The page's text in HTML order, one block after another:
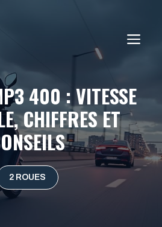
400 : VITESSE
CHIFFRES ET
2 ROUES